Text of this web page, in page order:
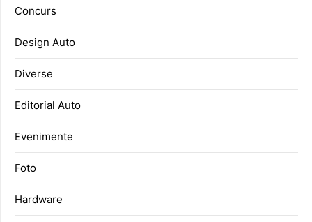
Concurs
Design Auto
Diverse
Editorial Auto
Evenimente
Foto
Hardware